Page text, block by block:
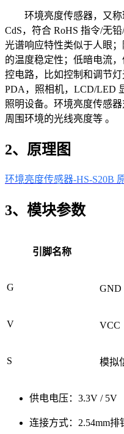
环境亮度传感器，又
CdS，符合 RoHS 指令/无
光谱响应特性类似于人眼
的温度稳定性；低暗电流
控电路，比如控制和调节灯
PDA，照相机，LCD/LED
照明设备。环境亮度传感
周围环境的光线亮度等 。
2、原理图
环境亮度传感器-HS-S20B
3、模块参数
引脚名称
G GND
V VCC
S 模拟
供电电压：3.3V / 5V
连接方式：2.54mm排